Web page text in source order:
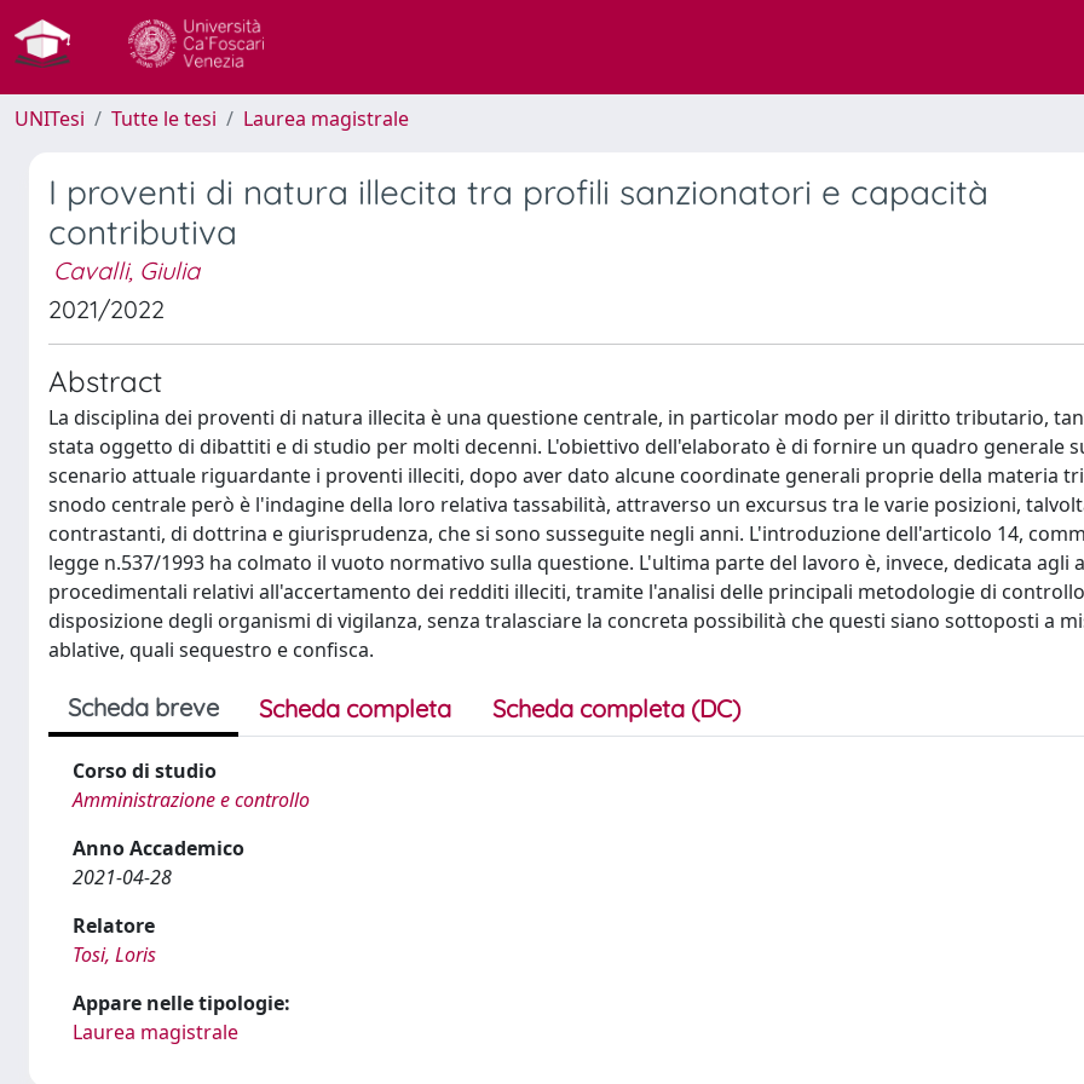
UNITesi Tutte le tesi Laurea magistrale
I proventi di natura illecita tra profili sanzionatori e capacità
contributiva
Cavalli, Giulia
2021/2022
Abstract
La disciplina dei proventi di natura illecita è una questione centrale, in particolar modo per il diritto tributario,
stata oggetto di dibattiti e di studio per molti decenni. L'obiettivo dell'elaborato è di fornire un quadro generale
scenario attuale riguardante i proventi illeciti, dopo aver dato alcune coordinate generali proprie della materia
snodo centrale però è l'indagine della loro relativa tassabilità, attraverso un excursus tra le varie posizioni,
contrastanti, di dottrina e giurisprudenza, che si sono susseguite negli anni. L'introduzione dell'articolo 14,
legge n.537/1993 ha colmato il vuoto normativo sulla questione. L'ultima parte del lavoro è, invece, dedicata agli
procedimentali relativi all'accertamento dei redditi illeciti, tramite l'analisi delle principali metodologie di
disposizione degli organismi di vigilanza, senza tralasciare la concreta possibilità che questi siano sottoposti a
ablative, quali sequestro e confisca.
Scheda breve Scheda completa Scheda completa (DC)
Corso di studio
Amministrazione e controllo
Anno Accademico
2021-04-28
Relatore
Tosi, Loris
Appare nelle tipologie:
Laurea magistrale